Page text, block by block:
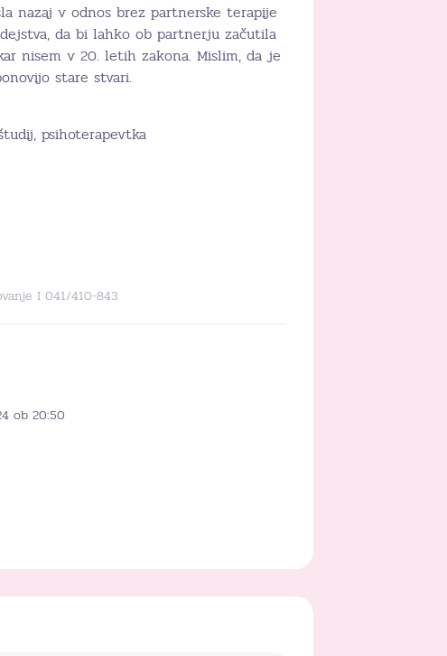
nazaj v odnos brez partnerske terapije
da bi lahko ob partnerju začutila
nisem v 20. letih zakona. Mislim, da je
stare stvari.
psihoterapevtka
I 041/410-843
ob 20:50